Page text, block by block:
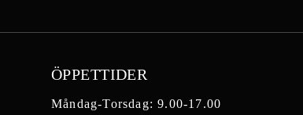
ÖPPETTIDER
Måndag-Torsdag: 9.00-17.00